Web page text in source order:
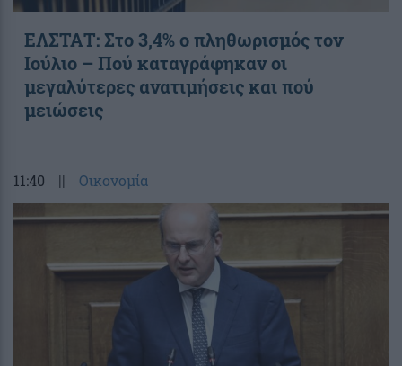
ΕΛΣΤΑΤ: Στο 3,4% ο πληθωρισμός τον
Ιούλιο – Πού καταγράφηκαν οι
μεγαλύτερες ανατιμήσεις και πού
μειώσεις
11:40 || Οικονομία